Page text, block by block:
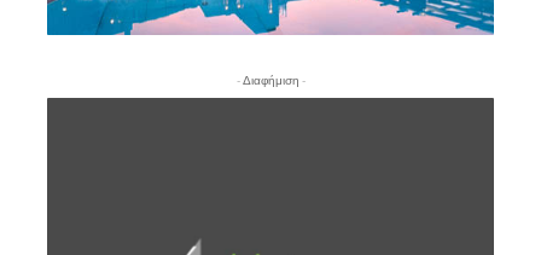
- Διαφήμιση -